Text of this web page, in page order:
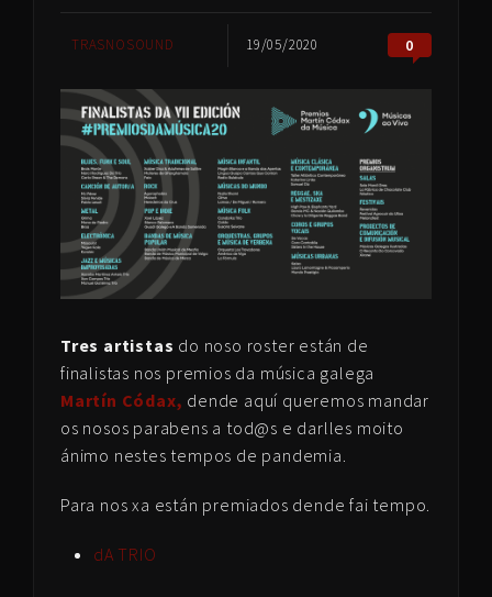
TRASNOSOUND 19/05/2020 0
Tres artistas do noso roster están de
finalistas nos premios da música galega
Martín Códax, dende aquí queremos mandar
os nosos parabens a tod@s e darlles moito
ánimo nestes tempos de pandemia.
Para nos xa están premiados dende fai tempo.
dA TRIO